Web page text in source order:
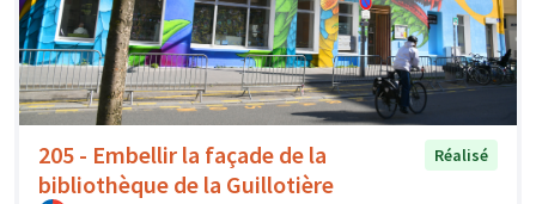
205 - Embellir la façade de la
bibliothèque de la Guillotière
Réalisé